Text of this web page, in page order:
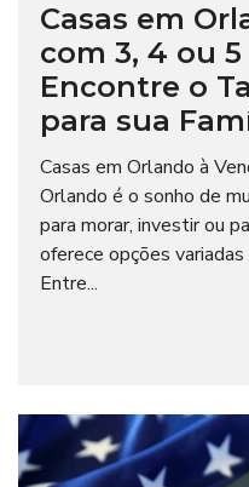
Casas em
com 3, 4 ou
Encontre o
para sua
Casas em Orlando à
Orlando é o sonho de
para morar, investir ou
oferece opções
Entre...